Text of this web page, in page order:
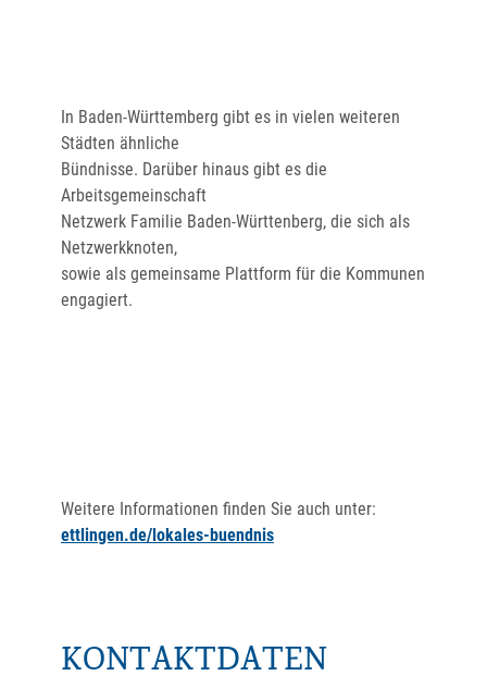
In Baden-Württemberg gibt es in vielen weiteren
Städten ähnliche
Bündnisse. Darüber hinaus gibt es die
Arbeitsgemeinschaft
Netzwerk Familie Baden-Württenberg, die sich als
Netzwerkknoten,
sowie als gemeinsame Plattform für die Kommunen
engagiert.
Weitere Informationen finden Sie auch unter:
ettlingen.de/lokales-buendnis
KONTAKTDATEN